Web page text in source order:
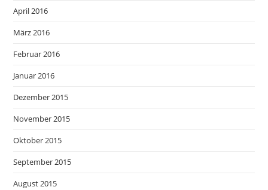
April 2016
März 2016
Februar 2016
Januar 2016
Dezember 2015
November 2015
Oktober 2015
September 2015
August 2015